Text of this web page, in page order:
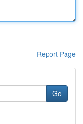
Report Page
Go